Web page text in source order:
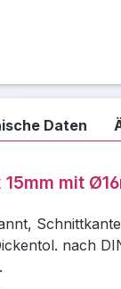
Daten
mit
nach